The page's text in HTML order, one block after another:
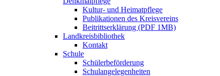
Kultur- und Heimatpflege
Publikationen des Kreisvereins
Beitrittserklärung (PDF 1MB)
Landkreisbibliothek
Kontakt
Schule
Schülerbeförderung
Schulangelegenheiten